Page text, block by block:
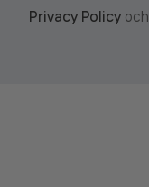
Privacy Policy och